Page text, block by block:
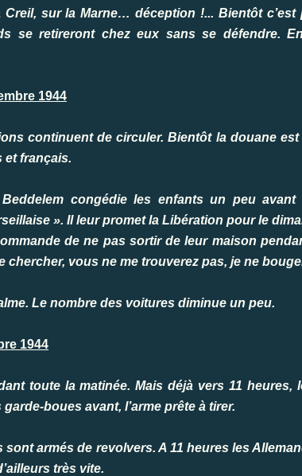
sur la Marne… déception !... Bientôt
se retireront chez eux sans se défendre.
1944
continuent de circuler. Bientôt la douane
et français.
congédie les enfants un peu
». Il leur promet la Libération pour le
de ne pas sortir de leur maison
chercher, vous ne me trouverez pas, je ne
Le nombre des voitures diminue un peu.
1944
toute la matinée. Mais déjà vers 11
boues avant, l’arme prête à tirer.
armés de revolvers. A 11 heures les
très vite.